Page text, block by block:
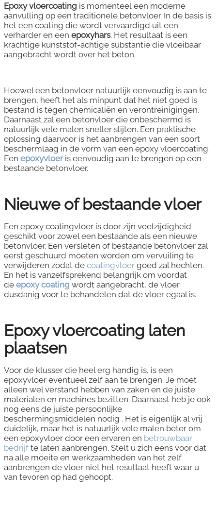
Epoxy vloercoating is momenteel een moderne
aanvulling op een traditionele betonvloer. In de basis is
het een coating die wordt vervaardigd uit een
verharder en een epoxyhars. Het resultaat is een
krachtige kunststof-achtige substantie die vloeibaar
aangebracht wordt over het beton.
Hoewel een betonvloer natuurlijk eenvoudig is aan te
brengen, heeft het als minpunt dat het niet goed is
bestand is tegen chemicaliën en verontreinigingen.
Daarnaast zal een betonvloer die onbeschermd is
natuurlijk vele malen sneller slijten. Een praktische
oplossing daarvoor is het aanbrengen van een soort
beschermlaag in de vorm van een epoxy vloercoating.
Een epoxyvloeris eenvoudig aan te brengen op een
bestaande betonvloer.
Nieuwe of bestaande vloer
Een epoxy coatingvloer is door zijn veelzijdigheid
geschikt voor zowel een bestaande als een nieuwe
betonvloer. Een versleten of bestaande betonvloer zal
eerst geschuurd moeten worden om vervuiling te
verwijderen zodat de coatingvloer goed zal hechten.
En het is vanzelfsprekend belangrijk om voordat
de epoxy coating wordt aangebracht, de vloer
dusdanig voor te behandelen dat de vloer egaal is.
Epoxy vloercoating laten
plaatsen
Voor de klusser die heel erg handig is, is een
epoxyvloer eventueel zelf aan te brengen. Je moet
alleen wel verstand hebben van zaken en de juiste
materialen en machines bezitten. Daarnaast heb je ook
nog eens de juiste persoonlijke
beschermingsmiddelen nodig . Het is eigenlijk al vrij
duidelijk, maar het is natuurlijk vele malen beter om
een epoxyvloer door een ervaren en betrouwbaar
bedrijf te laten aanbrengen. Stelt u zich eens voor dat
na alle moeite en werkzaamheden van het zelf
aanbrengen de vloer niet het resultaat heeft waar u
van tevoren op had gehoopt.